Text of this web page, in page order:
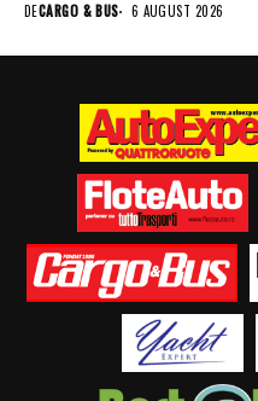
DECARGO & BUS 6 AUGUST 2026